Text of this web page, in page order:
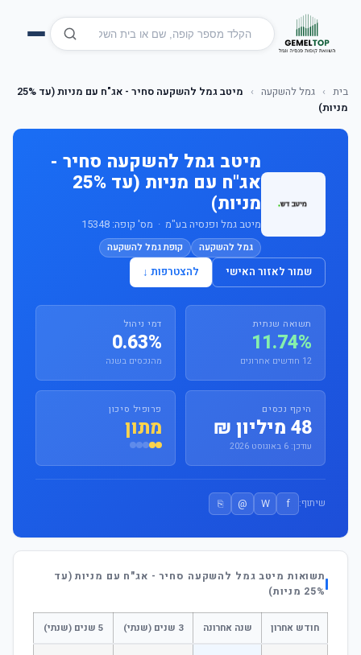
בית › גמל להשקעה ›
מיטב גמל להשקעה סחיר - אג"ח עם מניות (עד 25%
מניות)
מיטב גמל להשקעה סחיר -
אג"ח עם מניות (עד 25%
מניות)
מיטב גמל ופנסיה בע"מ · מס' קופה: 15348
גמל להשקעה קופת גמל להשקעה
שמור לאזור האישי להצטרפות ↓
תשואה שנתית
11.74%
12 חודשים אחרונים
דמי ניהול
0.63%
מהנכסים בשנה
היקף נכסים
48 מיליון ₪
עודכן: 6 באוגוסט 2026
פרופיל סיכון
מתון
שיתוף: f
W
@
⎘
תשואות מיטב גמל להשקעה סחיר - אג"ח עם מניות (עד
25% מניות)
חודש אחרון שנה אחרונה 3 שנים (שנתי) 5 שנים (שנתי)